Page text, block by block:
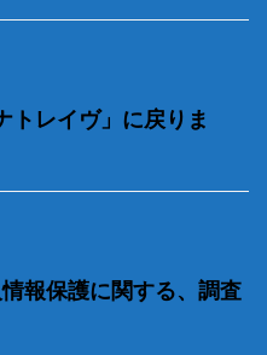
トレイヴ」に戻りま
報保護に関する、調査